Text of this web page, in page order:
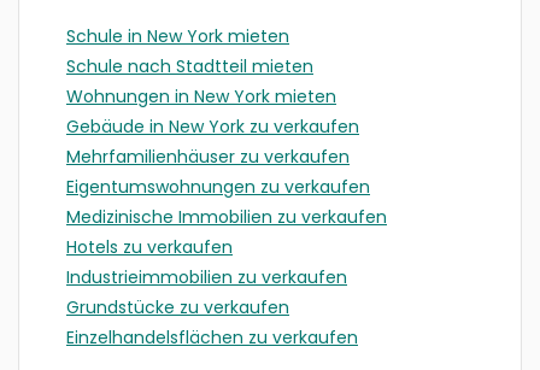
Schule in New York mieten
Schule nach Stadtteil mieten
Wohnungen in New York mieten
Gebäude in New York zu verkaufen
Mehrfamilienhäuser zu verkaufen
Eigentumswohnungen zu verkaufen
Medizinische Immobilien zu verkaufen
Hotels zu verkaufen
Industrieimmobilien zu verkaufen
Grundstücke zu verkaufen
Einzelhandelsflächen zu verkaufen